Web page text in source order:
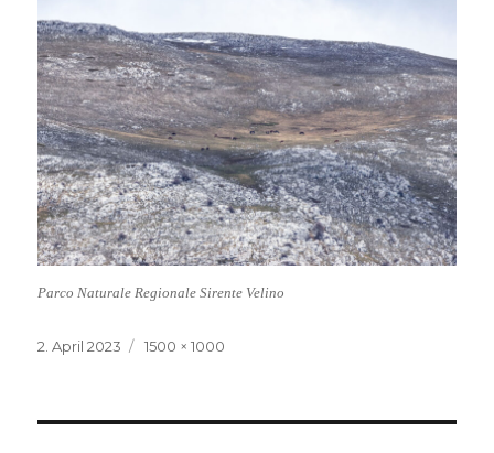
Parco Naturale Regionale Sirente Velino
Veröffentlicht
2. April 2023
Volle
1500 × 1000